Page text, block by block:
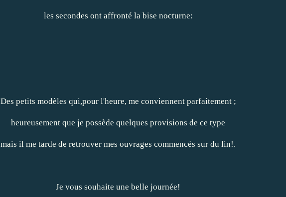
les secondes ont affronté la bise nocturne:
Des petits modèles qui,pour l'heure, me conviennent parfaitement ;
heureusement que je possède quelques provisions de ce type
mais il me tarde de retrouver mes ouvrages commencés sur du lin!.
Je vous souhaite une belle journée!